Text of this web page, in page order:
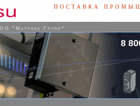
поставка
"Матрикс Групп"
8